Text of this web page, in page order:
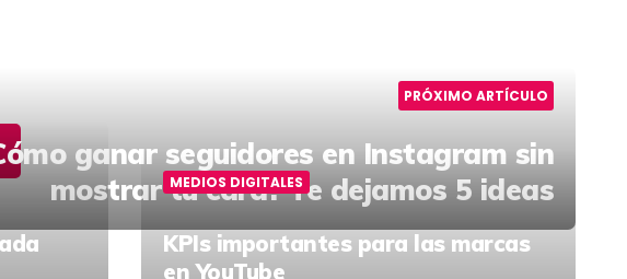
PRÓXIMO ARTÍCULO
ganar seguidores en Instagram sin
mostrar tu cara? Te dejamos 5 ideas
MEDIOS DIGITALES
KPIs importantes para las marcas
en YouTube